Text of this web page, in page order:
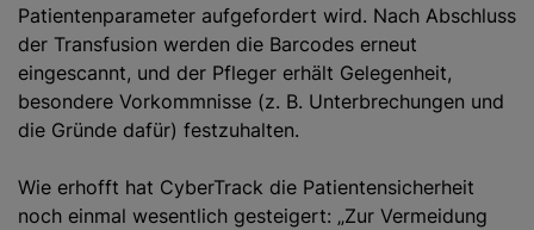
Patientenparameter aufgefordert wird. Nach Abschluss
der Transfusion werden die Barcodes erneut
eingescannt, und der Pfleger erhält Gelegenheit,
besondere Vorkommnisse (z. B. Unterbrechungen und
die Gründe dafür) festzuhalten.
Wie erhofft hat CyberTrack die Patientensicherheit
noch einmal wesentlich gesteigert: „Zur Vermeidung